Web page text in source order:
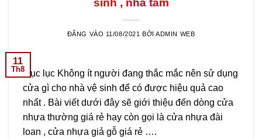
sinh , nhà tắm
ĐĂNG VÀO 11/08/2021 BỞIADMIN WEB
11
Th8Mục lục Không ít người đang thắc mắc nên sử dụng
cửa gì cho nhà vệ sinh để có được hiệu quả cao
nhất . Bài viết dưới đây sẽ giới thiệu đến dòng cửa
nhựa thường giá rẻ hay còn gọi là cửa nhựa đài
loan , cửa nhựa giả gỗ giá rẻ ….